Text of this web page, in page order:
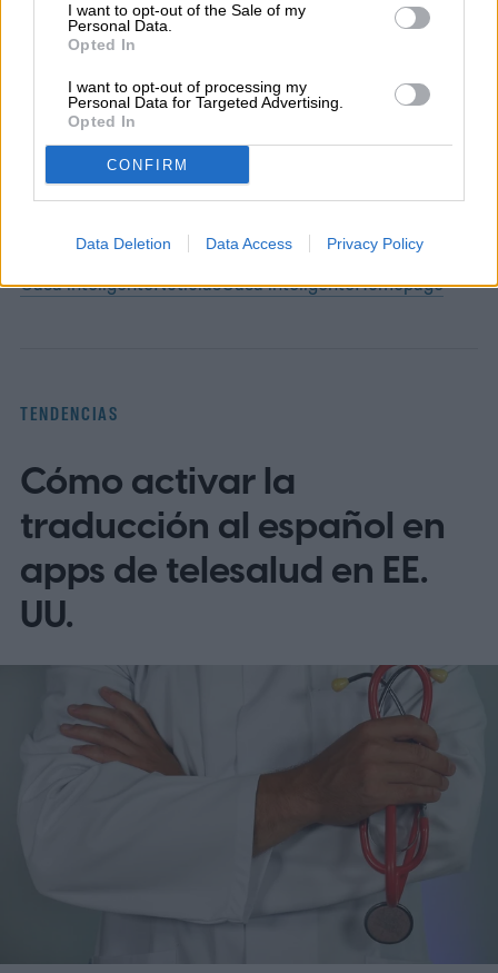
I want to opt-out of the Sale of my
Personal Data.
Opted In
I want to opt-out of processing my
Personal Data for Targeted Advertising.
Opted In
CONFIRM
Data Deletion Data Access Privacy Policy
Milenka Peña es periodista, escritora,
productora y conductora de radio y
televisión, nominada a los Premios Emmy
por…
Topics
Casa inteligenteNoticiasCasa inteligenteHomepage
TENDENCIAS
Cómo activar la
traducción al español en
apps de telesalud en EE.
UU.